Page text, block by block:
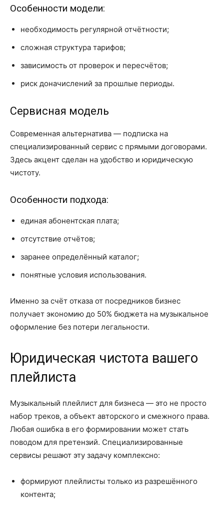
Особенности модели:
необходимость регулярной отчётности;
сложная структура тарифов;
зависимость от проверок и пересчётов;
риск доначислений за прошлые периоды.
Сервисная модель
Современная альтернатива — подписка на
специализированный сервис с прямыми договорами.
Здесь акцент сделан на удобство и юридическую
чистоту.
Особенности подхода:
единая абонентская плата;
отсутствие отчётов;
заранее определённый каталог;
понятные условия использования.
Именно за счёт отказа от посредников бизнес
получает экономию до 50% бюджета на музыкальное
оформление без потери легальности.
Юридическая чистота вашего
плейлиста
Музыкальный плейлист для бизнеса — это не просто
набор треков, а объект авторского и смежного права.
Любая ошибка в его формировании может стать
поводом для претензий. Специализированные
сервисы решают эту задачу комплексно:
формируют плейлисты только из разрешённого
контента;